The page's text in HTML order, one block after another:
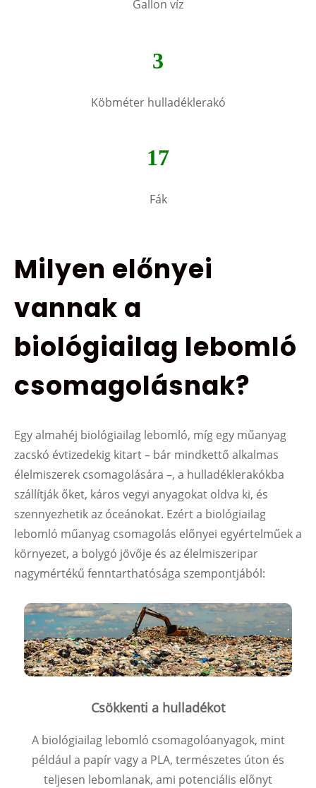
Gallon víz
3
Köbméter hulladéklerakó
17
Fák
Milyen előnyei
vannak a
biológiailag lebomló
csomagolásnak?
Egy almahéj biológiailag lebomló, míg egy műanyag
zacskó évtizedekig kitart – bár mindkettő alkalmas
élelmiszerek csomagolására –, a hulladéklerakókba
szállítják őket, káros vegyi anyagokat oldva ki, és
szennyezhetik az óceánokat. Ezért a biológiailag
lebomló műanyag csomagolás előnyei egyértelműek a
környezet, a bolygó jövője és az élelmiszeripar
nagymértékű fenntarthatósága szempontjából:
Csökkenti a hulladékot
A biológiailag lebomló csomagolóanyagok, mint
például a papír vagy a PLA, természetes úton és
teljesen lebomlanak, ami potenciális előnyt